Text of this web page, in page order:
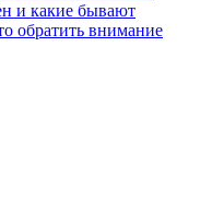
и какие бывают
обратить внимание